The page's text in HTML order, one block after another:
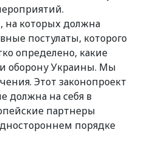
на которых должна
постулаты, которого
определено, какие
оборону Украины. Мы
Этот законопроект
должна на себя в
партнеры
порядке